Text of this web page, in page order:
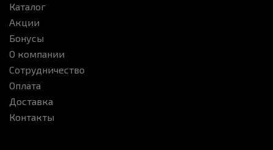
Каталог
Акции
Бонусы
О компании
Сотрудничество
Оплата
Доставка
Контакты